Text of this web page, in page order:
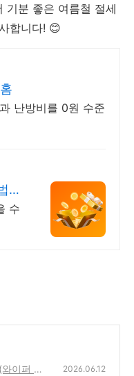
기분 좋은 여름철 절세
합니다! 😊
난방비를 0원 수준
수
이퍼 교
2026.06.12